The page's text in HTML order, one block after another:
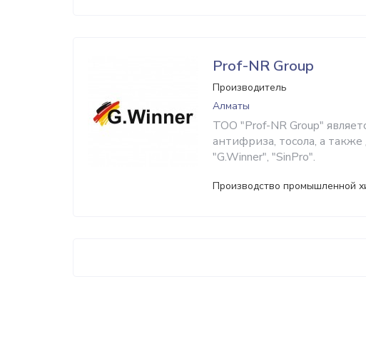
Prof-NR Group
Производитель
Алматы
ТОО "Prof-NR Group"
антифриза, тосола, а
"G.Winner", "SinPro".
Производство промышленной